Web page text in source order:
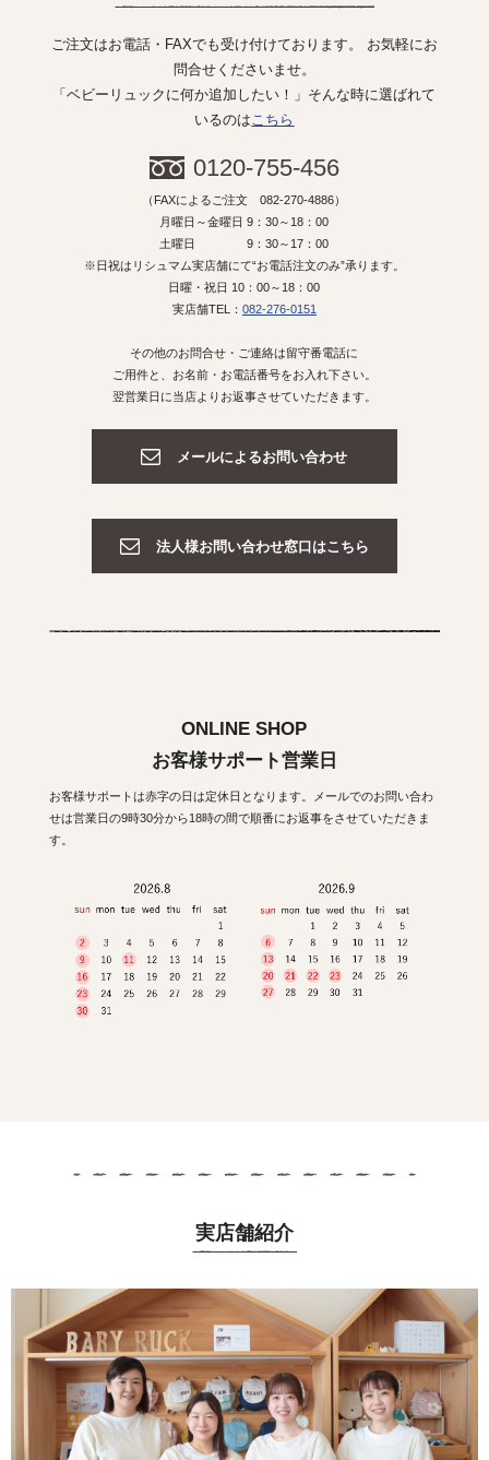
ご注文はお電話・FAXでも受け付けております。 お気軽にお
問合せくださいませ。
「ベビーリュックに何か追加したい！」そんな時に選ばれて
いるのは こちら
0120-755-456
（FAXによるご注文 082-270-4886）
月曜日～金曜日 9：30～18：00
土曜日 9：30～17：00
※日祝はリシュマム実店舗にて“お電話注文のみ”承ります。
日曜・祝日 10：00～18：00
実店舗TEL： 082-276-0151
その他のお問合せ・ご連絡は留守番電話に
ご用件と、お名前・お電話番号をお入れ下さい。
翌営業日に当店よりお返事させていただきます。
メールによるお問い合わせ
法人様お問い合わせ窓口はこちら
ONLINE SHOP
お客様サポート営業日
お客様サポートは赤字の日は定休日となります。メールでのお問い合わ
せは営業日の9時30分から18時の間で順番にお返事をさせていただきま
す。
実店舗紹介